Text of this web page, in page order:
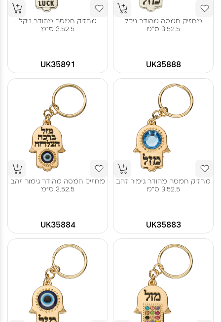
מחזיק חמסה מהודר ניקל
3.52.5 ס"מ
UK35888
מחזיק חמסה מהודר ניקל
3.52.5 ס"מ
UK35891
מחזיק חמסה מהודר גימור זהב
3.52.5 ס"מ
UK35883
מחזיק חמסה מהודר גימור זהב
3.52.5 ס"מ
UK35884